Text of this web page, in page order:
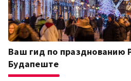
Ваш гид по празднованию
Будапеште